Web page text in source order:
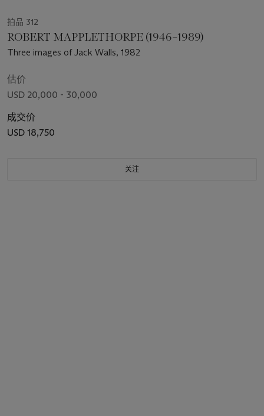
拍品 312
ROBERT MAPPLETHORPE (1946–1989)
Three images of Jack Walls, 1982
估价
USD 20,000 - 30,000
成交价
USD 18,750
关注